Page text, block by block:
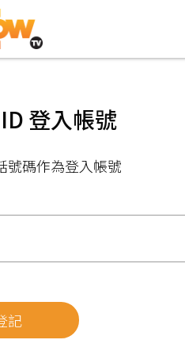
登入帳號
號碼作為登入帳號
記